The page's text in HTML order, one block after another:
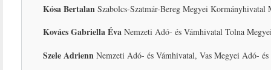
Kósa Bertalan Szabolcs-Szatmár-Bereg Megyei Kormányhivatal
Kovács Gabriella Éva Nemzeti Adó- és Vámhivatal Tolna
Szele Adrienn Nemzeti Adó- és Vámhivatal, Vas Megyei Adó-